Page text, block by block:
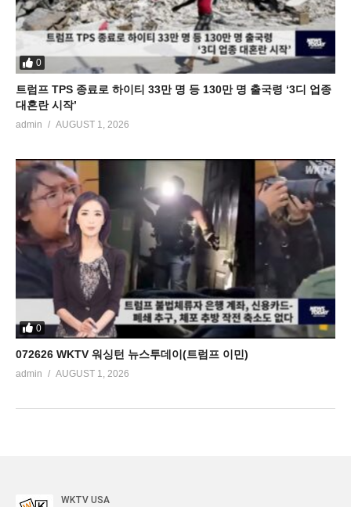
0
트럼프 TPS 종료로 하이티 33만 명 등 130만 명 출국령 ‘3디 업종
대혼란 시작’
admin AUGUST 1, 2026
0
072626 WKTV 워싱턴 뉴스투데이(트럼프 이민)
admin AUGUST 1, 2026